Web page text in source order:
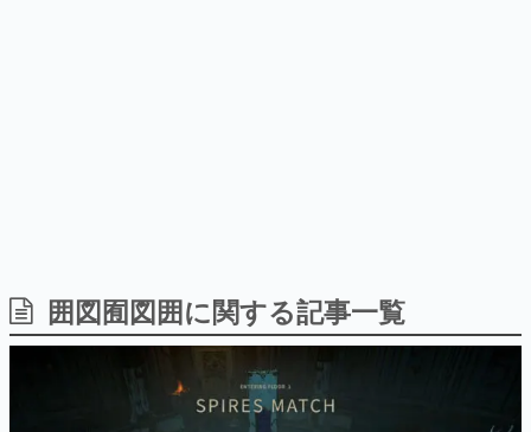
日本のコンテンツ産業やカルチャーに与えた影響を探る企
画です。
日本モバイルゲーム産業史
日本のモバイルゲーム史における主要なトピック・タイト
ルを網羅するほか、開発者へのインタビューや識者による
解説を掲載。約20年の歴史が一望できる決定版！
囲図囿図囲に関する記事一覧